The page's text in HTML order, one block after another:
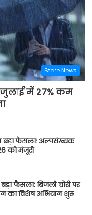
State News
में 27% कम
बड़ा फैसला: अल्पसंख्यक
को मंजूरी
फैसला: बिजली चोरी पर
का विशेष अभियान शुरू